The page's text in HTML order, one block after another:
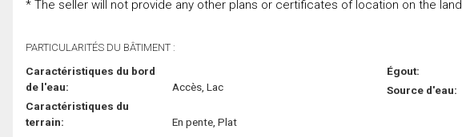
* The seller will not provide any other plans or certificates of location on the land.
PARTICULARITÉS DU BÂTIMENT :
Caractéristiques du bord
de l'eau:
Accès, Lac
Caractéristiques du
terrain:
En pente, Plat
Égout:
Source d'eau: